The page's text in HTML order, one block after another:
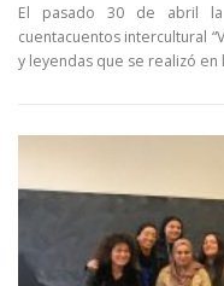
El pasado 30 de abril
cuentacuentos intercultural
y leyendas que se realizó en